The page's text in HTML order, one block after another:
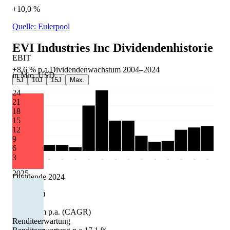
2025
EBIT
in Mio. USD
24
21
18
15
12
9
6
3
Renditeerwartung
+10,0 %
Quelle: Eulerpool
EVI Industries Inc Dividendenhistorie
+8,6 % p.a.Dividendenwachstum 2004–2024
5J 10J 15J Max.
'06 '07 '12 '14 '17 '23 '24 '25
Dividende 2024
0.31 USD
Wachstum p.a. (CAGR)